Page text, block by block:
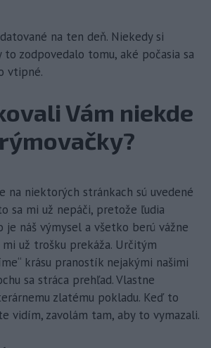
na ten deň. Niekedy si
zodpovedalo tomu, aké počasia sa
vtipné.
Vám niekde
na niektorých stránkach sú uvedené
sa mi už nepáči, pretože ľudia
je náš výmysel a všetko berú vážne
mi už trošku prekáža. Určitým
krásu pranostík nejakými našimi
sa stráca prehľad. Vlastne
zlatému pokladu. Keď to
vidím, zavolám tam, aby to vymazali.